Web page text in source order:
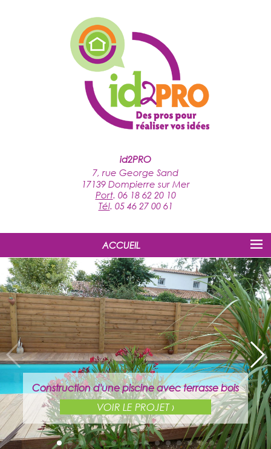
id2PRO
7, rue George Sand
17139 Dompierre sur Mer
Port. 06 18 62 20 10
Tél. 05 46 27 00 61
ACCUEIL
Construction d'une piscine avec terrasse bois
VOIR LE PROJET ›